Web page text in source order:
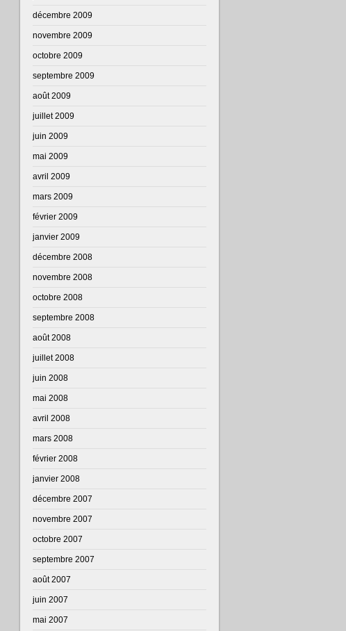
décembre 2009
novembre 2009
octobre 2009
septembre 2009
août 2009
juillet 2009
juin 2009
mai 2009
avril 2009
mars 2009
février 2009
janvier 2009
décembre 2008
novembre 2008
octobre 2008
septembre 2008
août 2008
juillet 2008
juin 2008
mai 2008
avril 2008
mars 2008
février 2008
janvier 2008
décembre 2007
novembre 2007
octobre 2007
septembre 2007
août 2007
juin 2007
mai 2007